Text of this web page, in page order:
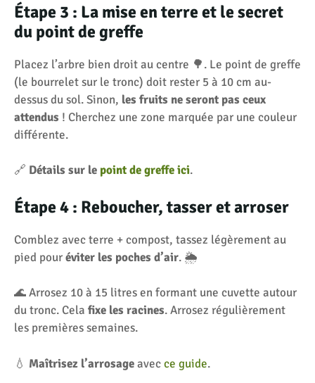
Étape 3 : La mise en terre et le secret
du point de greffe
Placez l’arbre bien droit au centre 🌳. Le point de greffe
(le bourrelet sur le tronc) doit rester 5 à 10 cm au-
dessus du sol. Sinon, les fruits ne seront pas ceux
attendus ! Cherchez une zone marquée par une couleur
différente.
🔗 Détails sur le point de greffe ici.
Étape 4 : Reboucher, tasser et arroser
Comblez avec terre + compost, tassez légèrement au
pied pouréviter les poches d’air. 🌦️
🌊 Arrosez 10 à 15 litres en formant une cuvette autour
du tronc. Cela fixe les racines. Arrosez régulièrement
les premières semaines.
💧 Maîtrisez l’arrosageavecce guide.